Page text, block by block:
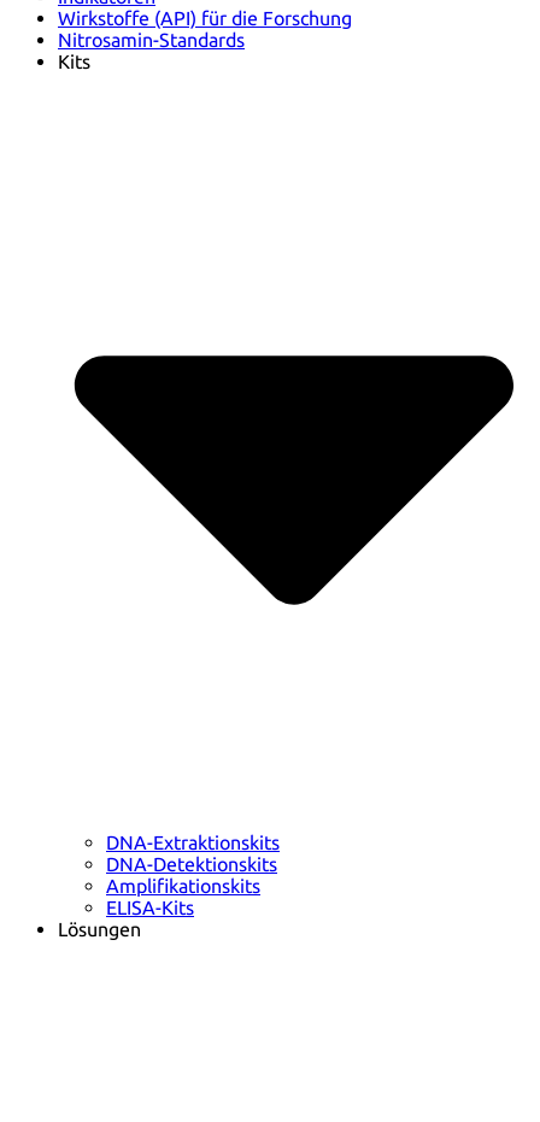
Wirkstoffe (API) für die Forschung
Nitrosamin-Standards
Kits
DNA-Extraktionskits
DNA-Detektionskits
Amplifikationskits
ELISA-Kits
Lösungen